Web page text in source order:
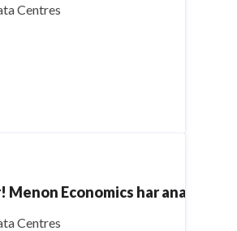
Centres
Menon Economics har
Centres